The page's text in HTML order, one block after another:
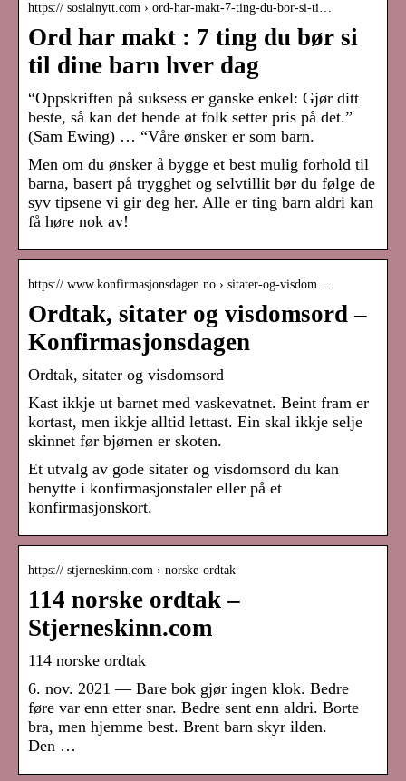
https:// sosialnytt.com › ord-har-makt-7-ting-du-bor-si-ti…
Ord har makt : 7 ting du bør si
til dine barn hver dag
“Oppskriften på suksess er ganske enkel: Gjør ditt
beste, så kan det hende at folk setter pris på det.”
(Sam Ewing) … “Våre ønsker er som barn.
Men om du ønsker å bygge et best mulig forhold til
barna, basert på trygghet og selvtillit bør du følge de
syv tipsene vi gir deg her. Alle er ting barn aldri kan
få høre nok av!
https:// www.konfirmasjonsdagen.no › sitater-og-visdom…
Ordtak, sitater og visdomsord –
Konfirmasjonsdagen
Ordtak, sitater og visdomsord
Kast ikkje ut barnet med vaskevatnet. Beint fram er
kortast, men ikkje alltid lettast. Ein skal ikkje selje
skinnet før bjørnen er skoten.
Et utvalg av gode sitater og visdomsord du kan
benytte i konfirmasjonstaler eller på et
konfirmasjonskort.
https:// stjerneskinn.com › norske-ordtak
114 norske ordtak –
Stjerneskinn.com
114 norske ordtak
6. nov. 2021 — Bare bok gjør ingen klok. Bedre
føre var enn etter snar. Bedre sent enn aldri. Borte
bra, men hjemme best. Brent barn skyr ilden.
Den …